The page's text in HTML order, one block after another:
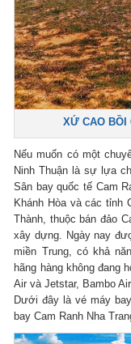
XỨ CAO BỒI
Nếu muốn có một
Ninh Thuận là sự lựa
Sân bay quốc tế Cam
Khánh Hòa và các tỉnh
Thành, thuộc bán đảo
xây dựng. Ngày nay
miền Trung, có khả
hãng hàng không đang
Air và Jetstar, Bambo
Dưới đây là vé máy
bay Cam Ranh Nha